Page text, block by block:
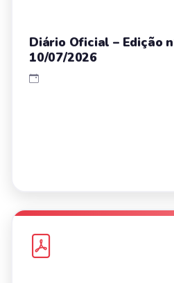
Diário Oficial – Edição
10/07/2026